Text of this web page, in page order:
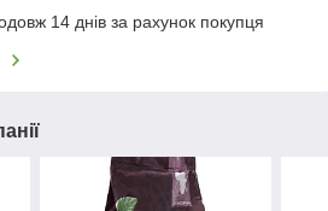
14 днів за рахунок покупця